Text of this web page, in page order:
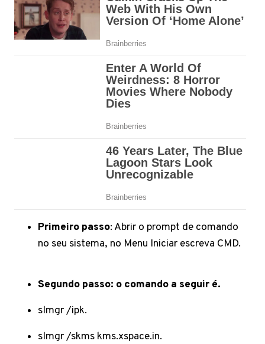
Primeiro passo: Abrir o prompt de comando
no seu sistema, no Menu Iniciar escreva CMD.
Segundo passo: o comando a seguir é.
slmgr /ipk.
slmgr /skms kms.xspace.in.